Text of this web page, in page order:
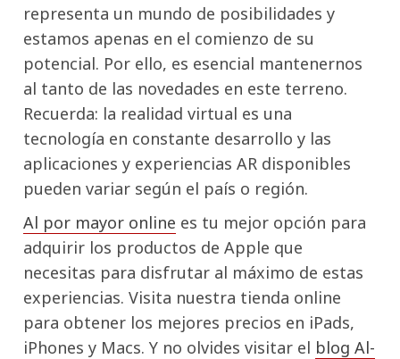
representa un mundo de posibilidades y
estamos apenas en el comienzo de su
potencial. Por ello, es esencial mantenernos
al tanto de las novedades en este terreno.
Recuerda: la realidad virtual es una
tecnología en constante desarrollo y las
aplicaciones y experiencias AR disponibles
pueden variar según el país o región.
Al por mayor online es tu mejor opción para
adquirir los productos de Apple que
necesitas para disfrutar al máximo de estas
experiencias. Visita nuestra tienda online
para obtener los mejores precios en iPads,
iPhones y Macs. Y no olvides visitar el blog Al-